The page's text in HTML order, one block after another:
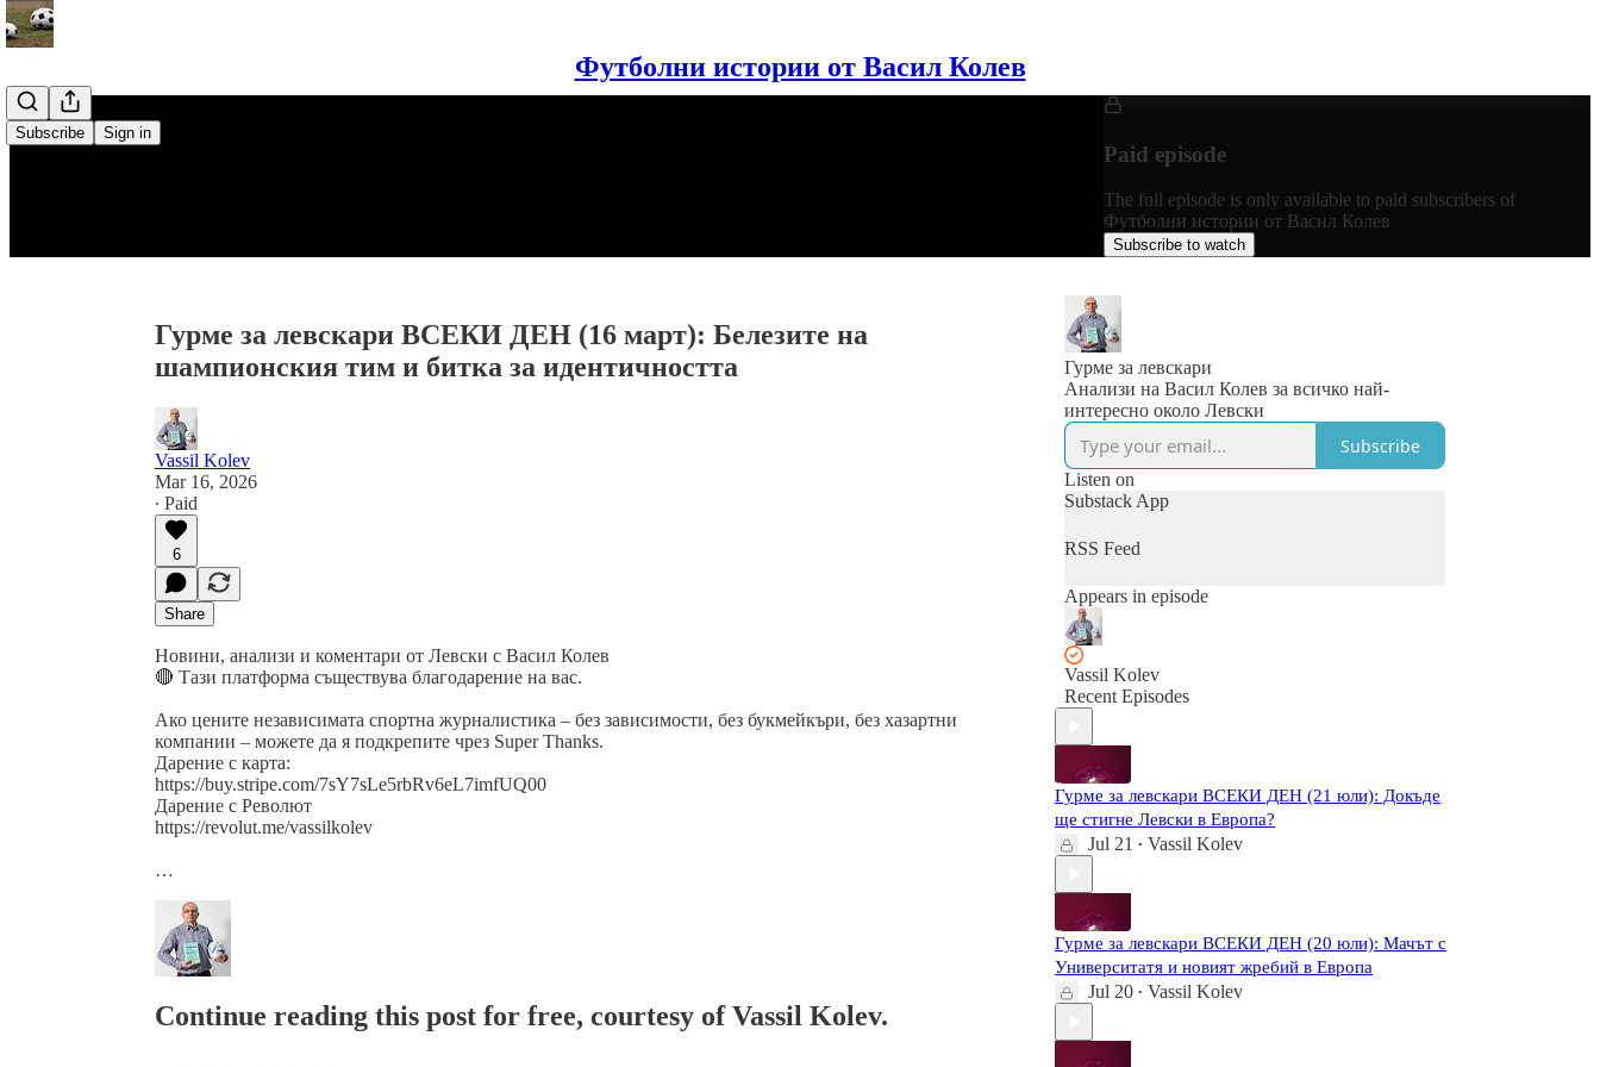
Футболни истории от Васил Колев
Subscribe Sign in
Paid episode
The full episode is only available to paid subscribers of
Футболни истории от Васил Колев
Subscribe to watch
Гурме за левскари ВСЕКИ ДЕН (16 март): Белезите на
шампионския тим и битка за идентичността
Vassil Kolev
Mar 16, 2026
∙ Paid
6
Share
Новини, анализи и коментари от Левски с Васил Колев
🔴 Тази платформа съществува благодарение на вас.
Ако цените независимата спортна журналистика – без зависимости, без букмейкъри, без хазартни
компании – можете да я подкрепите чрез Super Thanks.
Дарение с карта:
https://buy.stripe.com/7sY7sLe5rbRv6eL7imfUQ00
Дарение с Револют
https://revolut.me/vassilkolev
…
Continue reading this post for free, courtesy of Vassil Kolev.
Гурме за левскари
Анализи на Васил Колев за всичко най-
интересно около Левски
Subscribe
Listen on
Substack App
RSS Feed
Appears in episode
Vassil Kolev
Recent Episodes
Гурме за левскари ВСЕКИ ДЕН (21 юли): Докъде
ще стигне Левски в Европа?
Jul 21 • Vassil Kolev
Гурме за левскари ВСЕКИ ДЕН (20 юли): Мачът с
Университатя и новият жребий в Европа
Jul 20 • Vassil Kolev